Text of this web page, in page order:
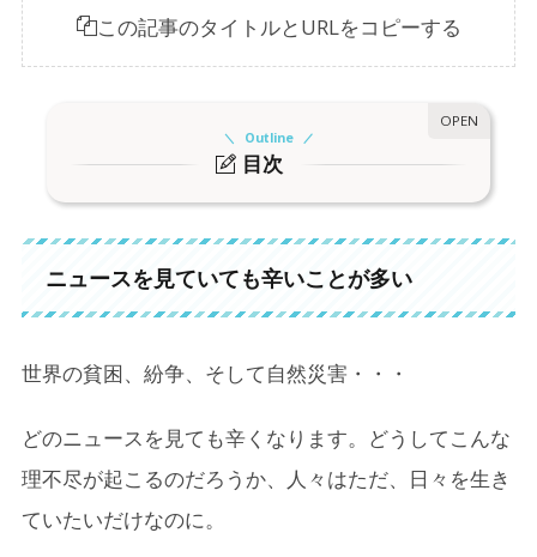
この記事のタイトルとURLをコピーする
目次
Outline
2. 個人の手に負えるものか考える
3. 個人の手に負えないものが案外多いかも？
ニュースを見ていても辛いことが多い
世界の貧困、紛争、そして自然災害・・・
どのニュースを見ても辛くなります。どうしてこんな
理不尽が起こるのだろうか、人々はただ、日々を生き
ていたいだけなのに。